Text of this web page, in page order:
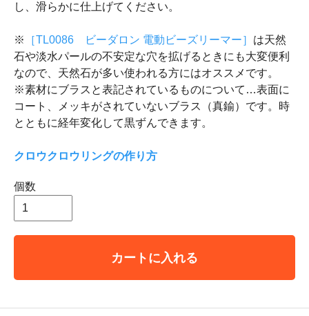
し、滑らかに仕上げてください。
※ ［TL0086 ビーダロン 電動ビーズリーマー］ は天然
石や淡水パールの不安定な穴を拡げるときにも大変便利
なので、天然石が多い使われる方にはオススメです。
※素材にブラスと表記されているものについて…表面に
コート、メッキがされていないブラス（真鍮）です。時
とともに経年変化して黒ずんできます。
クロウクロウリングの作り方
個数
カートに入れる